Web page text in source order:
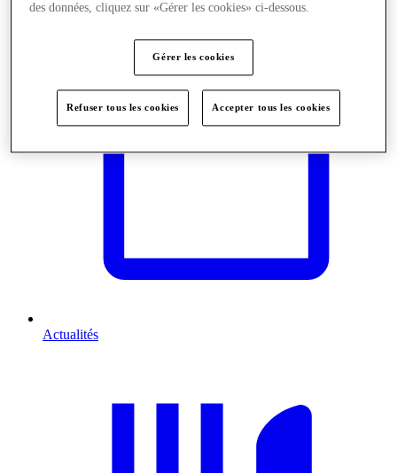
Actualités
des données, cliquez sur «Gérer les cookies» ci-dessous.
Gérer les cookies
Refuser tous les cookies Accepter tous les cookies